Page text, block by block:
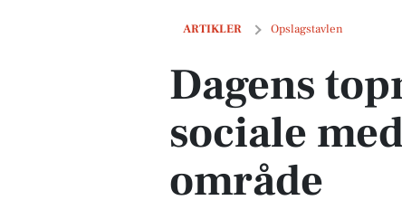
ARTIKLER Opslagstavlen
Dagens topnyheder på sociale medier
Dagens
sociale
område